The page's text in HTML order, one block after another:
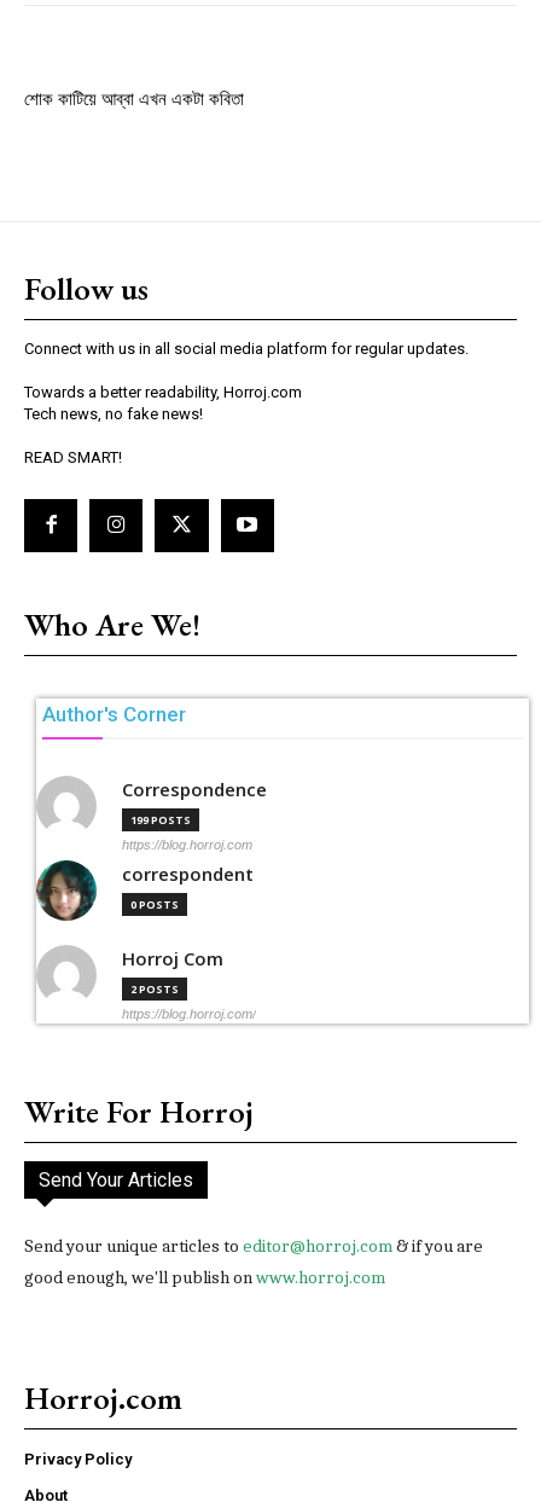
Praesent euismod ac
শোক কাটিয়ে আব্বা এখন একটা কবিতা
Follow us
Connect with us in all social media platform for regular updates.
Towards a better readability, Horroj.com
Tech news, no fake news!
READ SMART!
Who Are We!
Author's Corner
Correspondence
199 POSTS
https://blog.horroj.com
correspondent
0 POSTS
Horroj Com
2 POSTS
https://blog.horroj.com/
Write For Horroj
Send Your Articles
Send your unique articles to editor@horroj.com& if you are
good enough, we'll publish onwww.horroj.com
Horroj.com
Privacy Policy
About